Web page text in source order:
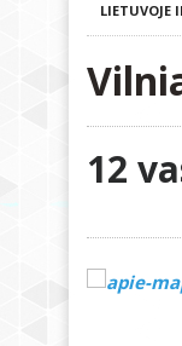
LIETUVOJE
12